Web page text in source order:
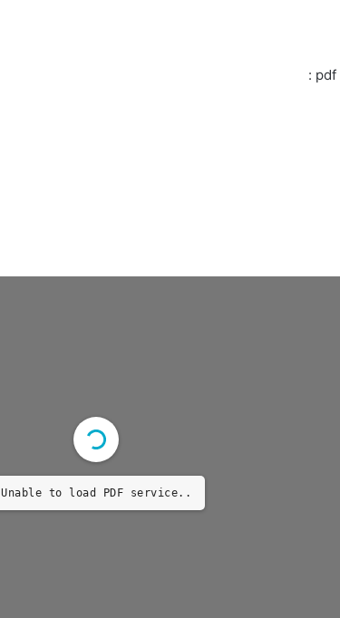
Unable to load PDF service..